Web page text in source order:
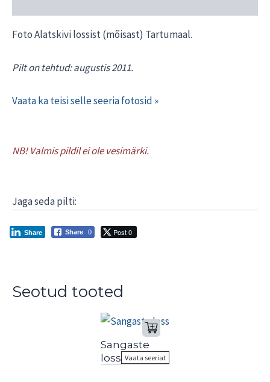
Foto Alatskivi lossist (mõisast) Tartumaal.
Pilt on tehtud: augustis 2011.
Vaata ka teisi selle seeria fotosid »
NB! Valmis pildil ei ole vesimärki.
Jaga seda pilti:
Share 0 Post 0
Share
Seotud tooted
Sangaste
loss Vaata seeriat